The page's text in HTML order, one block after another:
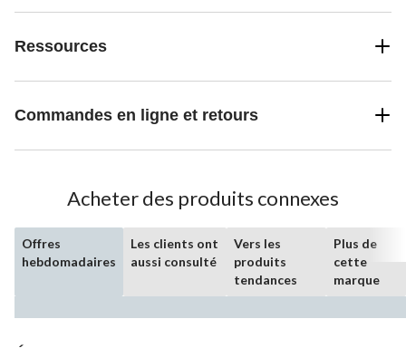
Ressources
Commandes en ligne et retours
Acheter des produits connexes
Offres
hebdomadaires
Les clients ont
aussi consulté
Vers les
produits
tendances
Plus de
cette
marque